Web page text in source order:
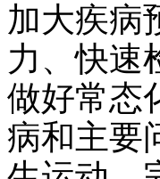
加大疾病
力、快速
做好常态
病和主要